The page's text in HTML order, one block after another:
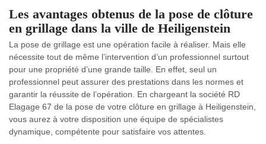
Les avantages obtenus de la pose de clôture
en grillage dans la ville de Heiligenstein
La pose de grillage est une opération facile à réaliser. Mais elle
nécessite tout de même l’intervention d’un professionnel surtout
pour une propriété d’une grande taille. En effet, seul un
professionnel peut assurer des prestations dans les normes et
garantir la réussite de l’opération. En chargeant la société RD
Elagage 67 de la pose de votre clôture en grillage à Heiligenstein,
vous aurez à votre disposition une équipe de spécialistes
dynamique, compétente pour satisfaire vos attentes.